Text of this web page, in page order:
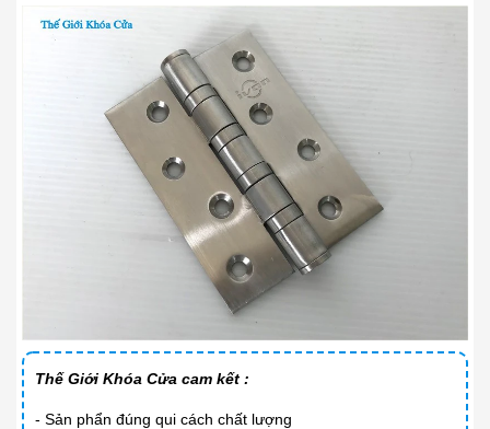
Thế Giới Khóa Cửa cam kết :
- Sản phẩn đúng qui cách chất lượng